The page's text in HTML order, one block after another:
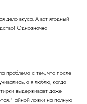
дело вкуса. А вот ягодный
Однозначно
проблема с тем, что после
а я люблю, когда
выдерживает даже
Чайной ложки на полную